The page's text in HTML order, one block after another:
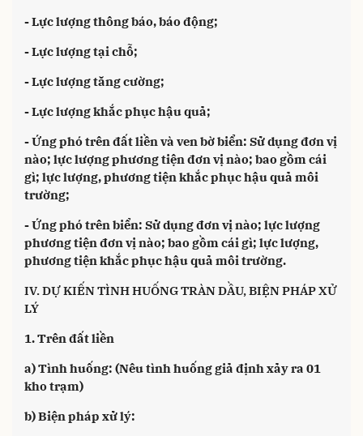
- Lực lượng thông báo, báo động;
- Lực lượng tại chỗ;
- Lực lượng tăng cường;
- Lực lượng khắc phục hậu quả;
- Ứng phó trên đất liền và ven bờ biển: Sử dụng đơn vị
nào; lực lượng phương tiện đơn vị nào; bao gồm cái
gì; lực lượng, phương tiện khắc phục hậu quả môi
trường;
- Ứng phó trên biển: Sử dụng đơn vị nào; lực lượng
phương tiện đơn vị nào; bao gồm cái gì; lực lượng,
phương tiện khắc phục hậu quả môi trường.
IV. DỰ KIẾN TÌNH HUỐNG TRÀN DẦU, BIỆN PHÁP XỬ
LÝ
1. Trên đất liền
a) Tình huống: (Nêu tình huống giả định xảy ra 01
kho trạm)
b) Biện pháp xử lý: